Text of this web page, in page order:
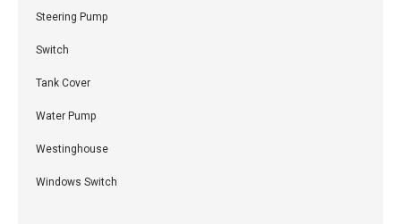
Steering Pump
Switch
Tank Cover
Water Pump
Westinghouse
Windows Switch